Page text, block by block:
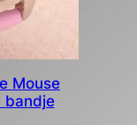
Mouse
bandje